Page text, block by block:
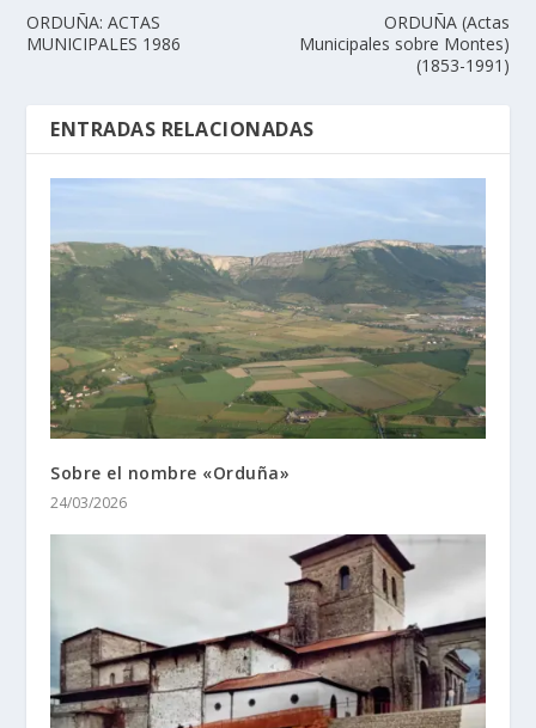
ORDUÑA: ACTAS
MUNICIPALES 1986
ORDUÑA (Actas
Municipales sobre Montes)
(1853-1991)
ENTRADAS RELACIONADAS
Sobre el nombre «Orduña»
24/03/2026